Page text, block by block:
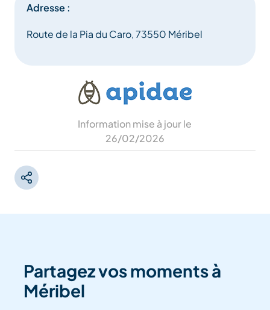
Adresse :
Route de la Pia du Caro, 73550 Méribel
Information mise à jour le
26/02/2026
Partagez vos moments à
Méribel